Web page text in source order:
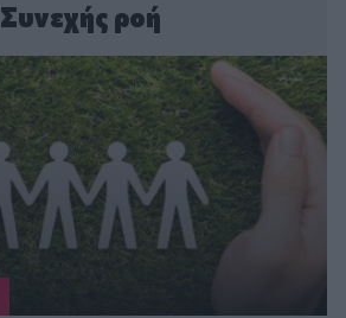
Συνεχής ροή